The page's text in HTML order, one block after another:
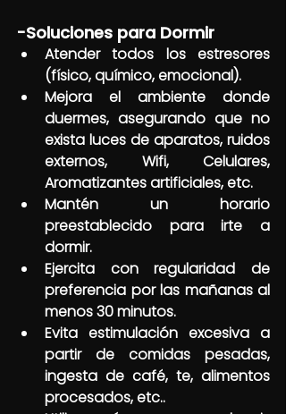
-Soluciones para Dormir
Atender todos los estresores
(físico, químico, emocional).
Mejora el ambiente donde
duermes, asegurando que no
exista luces de aparatos, ruidos
externos, Wifi, Celulares,
Aromatizantes artificiales, etc.
Mantén un horario
preestablecido para irte a
dormir.
Ejercita con regularidad de
preferencia por las mañanas al
menos 30 minutos.
Evita estimulación excesiva a
partir de comidas pesadas,
ingesta de café, te, alimentos
procesados, etc..